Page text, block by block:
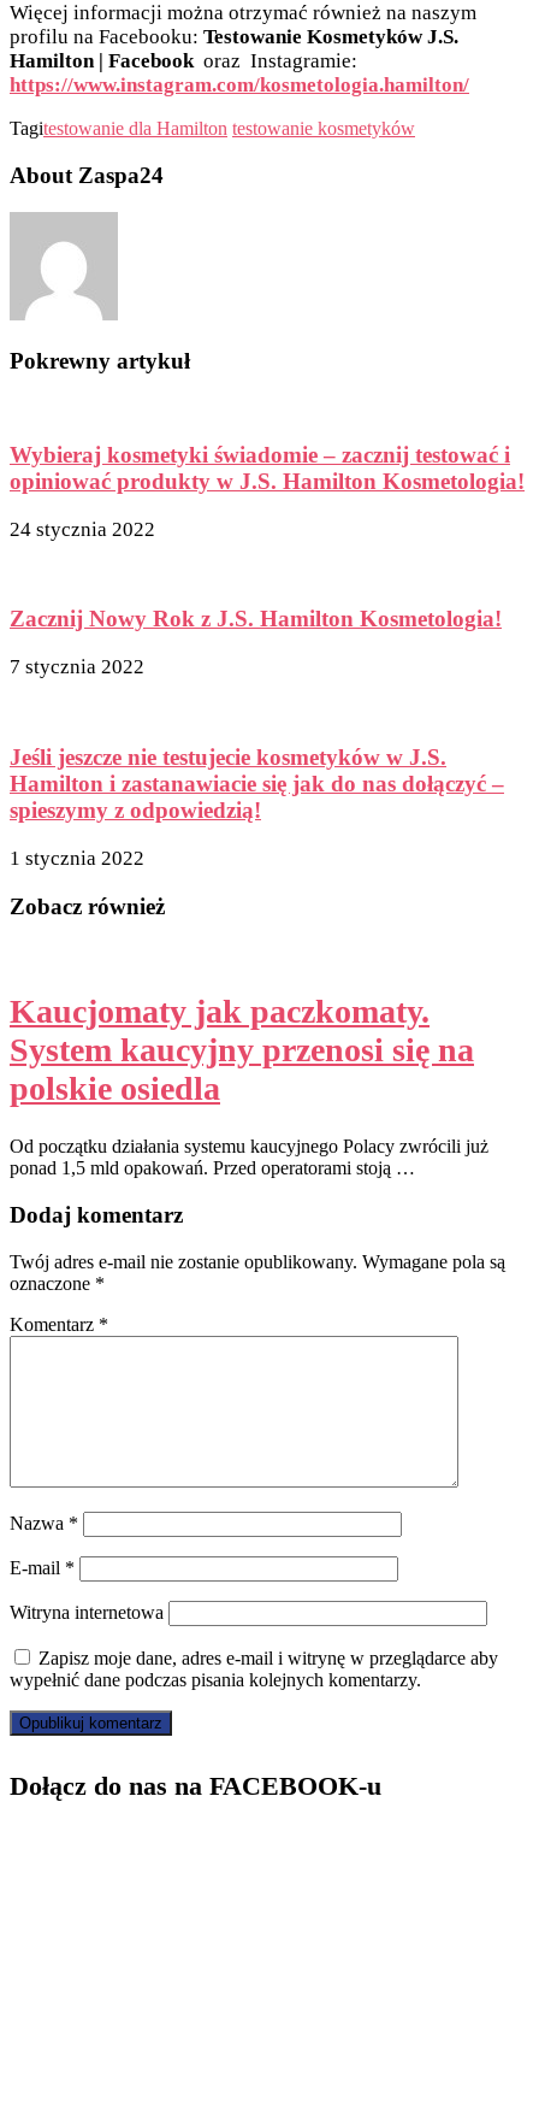
Więcej informacji można otrzymać również na naszym
profilu na Facebooku: Testowanie Kosmetyków J.S.
Hamilton | Facebookoraz Instagramie:
https://www.instagram.com/kosmetologia.hamilton/
Tagitestowanie dla Hamilton testowanie kosmetyków
About Zaspa24
Pokrewny artykuł
Wybieraj kosmetyki świadomie – zacznij testować i
opiniować produkty w J.S. Hamilton Kosmetologia!
24 stycznia 2022
Zacznij Nowy Rok z J.S. Hamilton Kosmetologia!
7 stycznia 2022
Jeśli jeszcze nie testujecie kosmetyków w J.S.
Hamilton i zastanawiacie się jak do nas dołączyć –
spieszymy z odpowiedzią!
1 stycznia 2022
Zobacz również
Kaucjomaty jak paczkomaty.
System kaucyjny przenosi się na
polskie osiedla
Od początku działania systemu kaucyjnego Polacy zwrócili już
ponad 1,5 mld opakowań. Przed operatorami stoją …
Dodaj komentarz
Twój adres e-mail nie zostanie opublikowany. Wymagane pola są
oznaczone *
Komentarz *
Nazwa *
E-mail *
Witryna internetowa
Zapisz moje dane, adres e-mail i witrynę w przeglądarce aby
wypełnić dane podczas pisania kolejnych komentarzy.
Dołącz do nas na FACEBOOK-u